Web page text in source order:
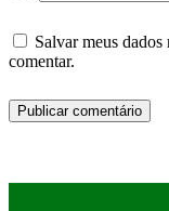
Salvar meus
comentar.